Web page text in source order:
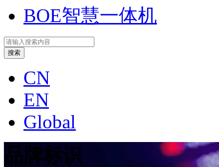
BOE智慧一体机
CN
EN
Global
品牌标识